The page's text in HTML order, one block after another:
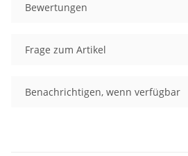
Bewertungen
Frage zum Artikel
Benachrichtigen, wenn verfügbar